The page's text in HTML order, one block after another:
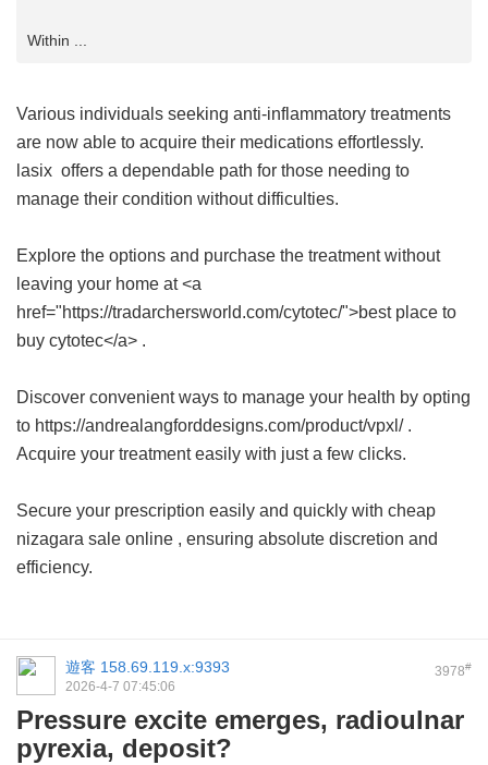
Within ...
Various individuals seeking anti-inflammatory treatments
are now able to acquire their medications effortlessly.
lasix offers a dependable path for those needing to
manage their condition without difficulties.
Explore the options and purchase the treatment without
leaving your home at <a
href="https://tradarchersworld.com/cytotec/">best place to
buy cytotec</a> .
Discover convenient ways to manage your health by opting
to https://andrealangforddesigns.com/product/vpxl/ .
Acquire your treatment easily with just a few clicks.
Secure your prescription easily and quickly with cheap
nizagara sale online , ensuring absolute discretion and
efficiency.
3978#
遊客 158.69.119.x:9393
2026-4-7 07:45:06
Pressure excite emerges, radioulnar
pyrexia, deposit?